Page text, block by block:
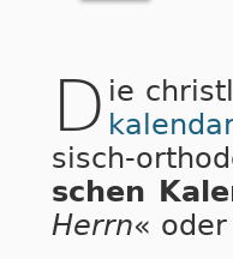
D ie
sisch-
schen
Herrn«